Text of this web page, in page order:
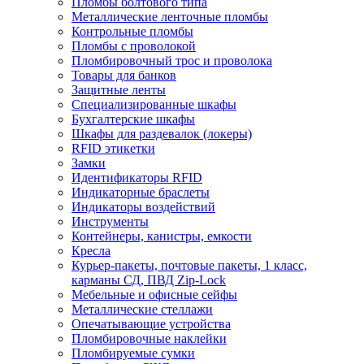
Металлические ленточные пломбы
Контрольные пломбы
Пломбы с проволокой
Пломбировочный трос и проволока
Товары для банков
Защитные ленты
Cпециализированные шкафы
Бухгалтерские шкафы
Шкафы для раздевалок (локеры)
RFID этикетки
Замки
Идентификаторы RFID
Индикаторные браслеты
Индикаторы воздействий
Инструменты
Контейнеры, канистры, емкости
Кресла
Курьер-пакеты, почтовые пакеты, 1 класс,
карманы СД, ПВД Zip-Lock
Мебельные и офисные сейфы
Металлические стеллажи
Опечатывающие устройства
Пломбировочные наклейки
Пломбируемые сумки